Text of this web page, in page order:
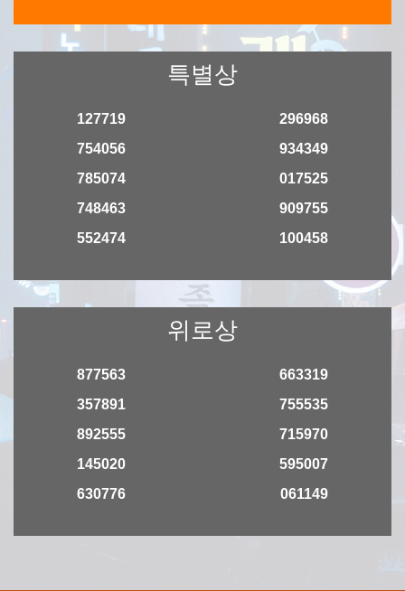
특별상
127719
754056
785074
748463
552474
296968
934349
017525
909755
100458
위로상
877563
357891
892555
145020
630776
663319
755535
715970
595007
061149